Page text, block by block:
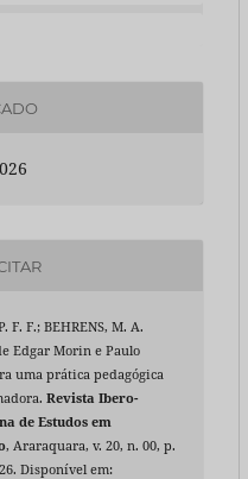
F. F.; BEHRENS, M. A.
Edgar Morin e Paulo
uma prática pedagógica
Revista Ibero-
de Estudos em
, Araraquara, v. 20, n. 00, p.
Disponível em: